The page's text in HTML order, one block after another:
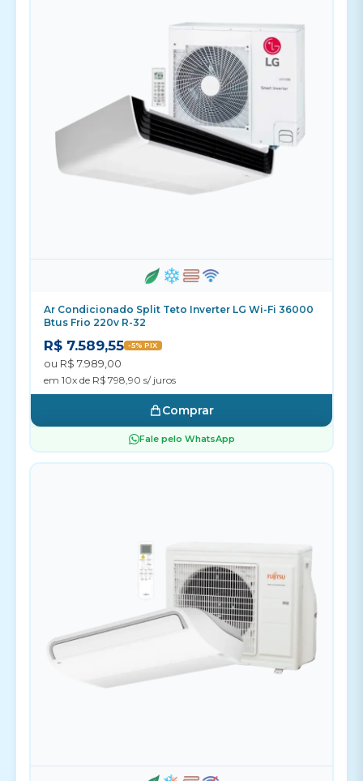
Ar Condicionado Split Teto Inverter LG Wi-Fi 36000
Btus Frio 220v R-32
R$ 7.589,55 -5% PIX
ou R$ 7.989,00
em 10x de R$ 798,90 s/ juros
Comprar
Fale pelo WhatsApp